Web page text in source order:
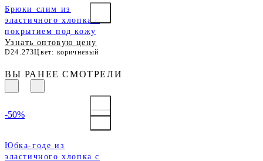
Брюки слим из
эластичного хлопка с
покрытием под кожу
Узнать оптовую цену
D24.273Цвет: коричневый
ВЫ РАНЕЕ СМОТРЕЛИ
Юбка-годе из
эластичного хлопка с
-50%